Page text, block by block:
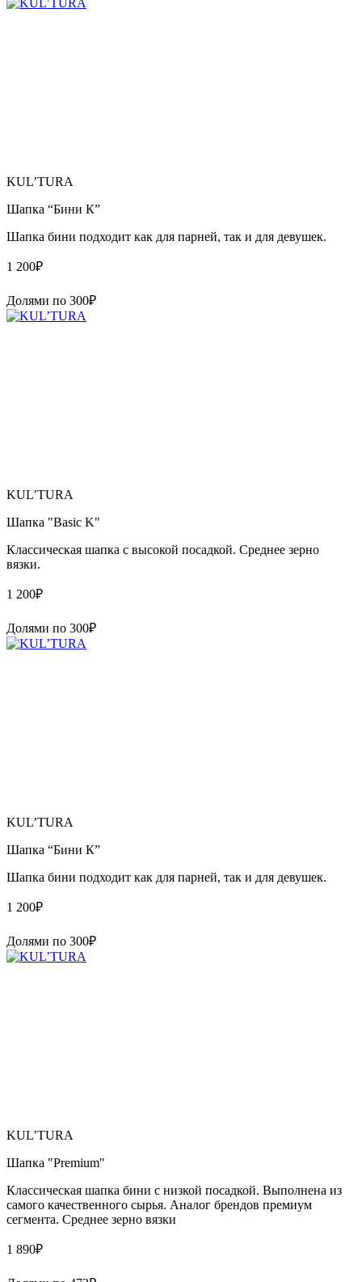
KUL’TURA
Шапка “Бини К”
Шапка бини подходит как для парней, так и для девушек.
1 200₽
Долями по 300₽
KUL’TURA
Шапка "Basic K"
Классическая шапка с высокой посадкой. Среднее зерно
вязки.
1 200₽
Долями по 300₽
KUL’TURA
Шапка “Бини К”
Шапка бини подходит как для парней, так и для девушек.
1 200₽
Долями по 300₽
KUL’TURA
Шапка "Premium"
Классическая шапка бини с низкой посадкой. Выполнена из
самого качественного сырья. Аналог брендов премиум
сегмента. Среднее зерно вязки
1 890₽